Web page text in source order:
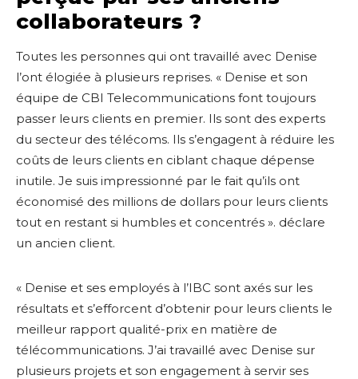
collaborateurs ?
Toutes les personnes qui ont travaillé avec Denise
l’ont élogiée à plusieurs reprises. « Denise et son
équipe de CBI Telecommunications font toujours
passer leurs clients en premier. Ils sont des experts
du secteur des télécoms. Ils s’engagent à réduire les
coûts de leurs clients en ciblant chaque dépense
inutile. Je suis impressionné par le fait qu’ils ont
économisé des millions de dollars pour leurs clients
tout en restant si humbles et concentrés ». déclare
un ancien client.
« Denise et ses employés à l’IBC sont axés sur les
résultats et s’efforcent d’obtenir pour leurs clients le
meilleur rapport qualité-prix en matière de
télécommunications. J’ai travaillé avec Denise sur
plusieurs projets et son engagement à servir ses